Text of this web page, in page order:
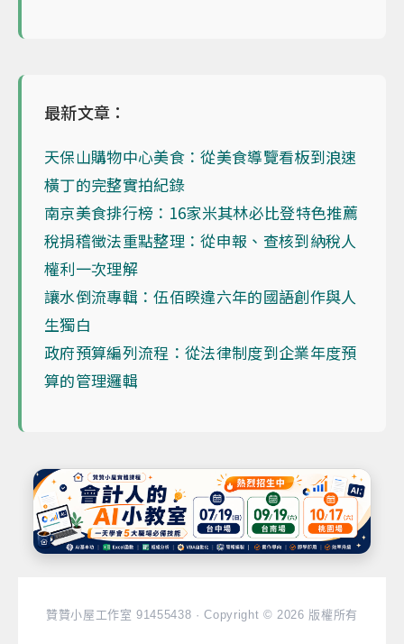
最新文章：
天保山購物中心美食：從美食導覽看板到浪速
橫丁的完整實拍紀錄
南京美食排行榜：16家米其林必比登特色推薦
稅捐稽徵法重點整理：從申報、查核到納稅人
權利一次理解
讓水倒流專輯：伍佰睽違六年的國語創作與人
生獨白
政府預算編列流程：從法律制度到企業年度預
算的管理邏輯
贊贊小屋工作室 91455438 · Copyright © 2026 版權所有